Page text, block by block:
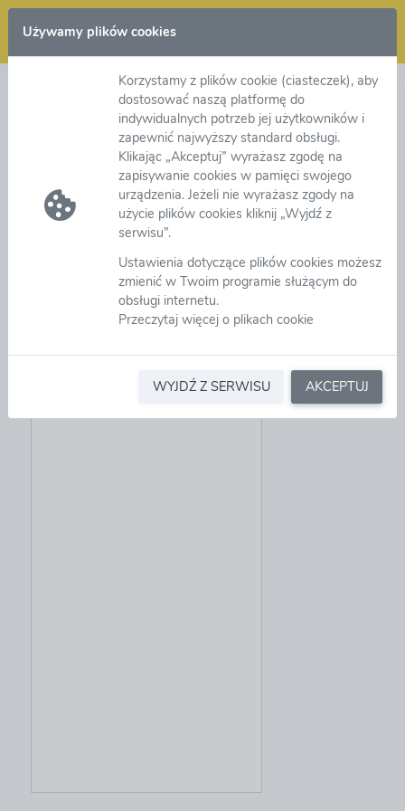
Używamy plików cookies
Korzystamy z plików cookie (ciasteczek), aby
dostosować naszą platformę do
indywidualnych potrzeb jej użytkowników i
zapewnić najwyższy standard obsługi.
Klikając „Akceptuj” wyrażasz zgodę na
zapisywanie cookies w pamięci swojego
urządzenia. Jeżeli nie wyrażasz zgody na
użycie plików cookies kliknij „Wyjdź z
serwisu”.
Ustawienia dotyczące plików cookies możesz
zmienić w Twoim programie służącym do
obsługi internetu.
Przeczytaj więcej o plikach cookie
WYJDŹ Z SERWISU AKCEPTUJ
Regulacje i procedury - Regulaminy
Regulaminy